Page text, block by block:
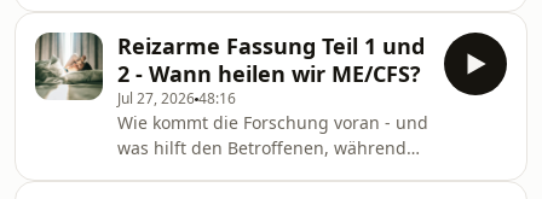
www.deutschlandfunk.de,
Wissenschaft im Brennpunkt
führen kann. Die Betroffenen suchen
Linderung in experimentellen
Therapien. Aber welche hilft
tatsächlich? Weingart, Christopher
www.deutschlandfunk.de,
Wissenschaft im Brennpunkt
Reizarme Fassung Teil 1 und
2 - Wann heilen wir ME/CFS?
Jul 27, 202648:16
Wie kommt die Forschung voran - und
was hilft den Betroffenen, während